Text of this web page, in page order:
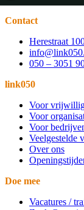
Contact
Herestraat
050 – 3051
link050
Voor
Voor
Voor
Veelgestelde
Over ons
Doe mee
Vacatures /